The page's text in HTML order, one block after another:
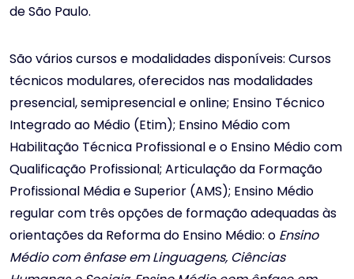
de São Paulo.
São vários cursos e modalidades disponíveis: Cursos
técnicos modulares, oferecidos nas modalidades
presencial, semipresencial e online; Ensino Técnico
Integrado ao Médio (Etim); Ensino Médio com
Habilitação Técnica Profissional e o Ensino Médio com
Qualificação Profissional; Articulação da Formação
Profissional Média e Superior (AMS); Ensino Médio
regular com três opções de formação adequadas às
orientações da Reforma do Ensino Médio: o Ensino
Médio com ênfase em Linguagens, Ciências